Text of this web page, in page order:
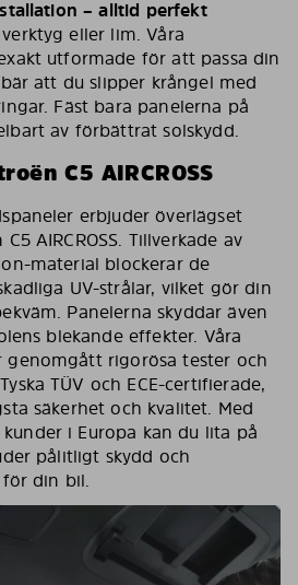
– alltid perfekt
eller lim. Våra
utformade för att passa din
att du slipper krångel med
Fäst bara panelerna på
av förbättrat solskydd.
C5 AIRCROSS
erbjuder överlägset
AIRCROSS. Tillverkade av
material blockerar de
UV-strålar, vilket gör din
Panelerna skyddar även
blekande effekter. Våra
genomgått rigorösa tester och
TÜV och ECE-certifierade,
säkerhet och kvalitet. Med
i Europa kan du lita på
pålitligt skydd och
din bil.